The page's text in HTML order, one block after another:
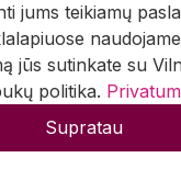
jums teikiamų
jūs sutinkate su
politika.
Supratau